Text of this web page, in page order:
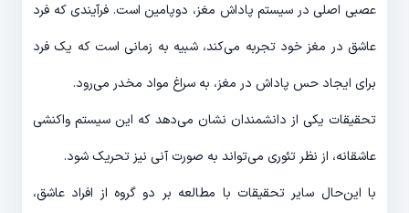
عصبی اصلی در سیستم پاداش مغز، دوپامین است. فرآیندی که فرد
عاشق در مغز خود تجربه می‌کند، شبیه به زمانی است که یک فرد
برای ایجاد حس پاداش در مغز، به سراغ مواد مخدر می‌رود.
تحقیقات یکی از دانشمندان نشان می‌دهد که این سیستم واکنشی
عاشقانه، از نظر تئوری می‌تواند به صورت آنی نیز تحریک شود.
با این‌حال سایر تحقیقات با مطالعه بر دو گروه از افراد عاشق،